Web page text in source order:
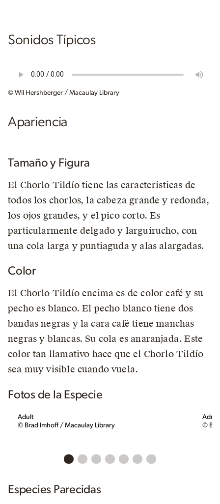
Sonidos Típicos
© Wil Hershberger / Macaulay Library
Apariencia
Tamaño y Figura
El Chorlo Tildío tiene las características de
todos los chorlos, la cabeza grande y redonda,
los ojos grandes, y el pico corto. Es
particularmente delgado y larguirucho, con
una cola larga y puntiaguda y alas alargadas.
Color
El Chorlo Tildío encima es de color café y su
pecho es blanco. El pecho blanco tiene dos
bandas negras y la cara café tiene manchas
negras y blancas. Su cola es anaranjada. Este
color tan llamativo hace que el Chorlo Tildío
sea muy visible cuando vuela.
Fotos de la Especie
Adult
© Brad Imhoff / Macaulay Library
Adult
©
Especies Parecidas